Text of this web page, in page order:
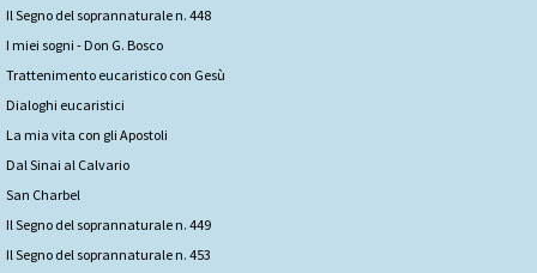
Il Segno del soprannaturale n. 448
I miei sogni - Don G. Bosco
Trattenimento eucaristico con Gesù
Dialoghi eucaristici
La mia vita con gli Apostoli
Dal Sinai al Calvario
San Charbel
Il Segno del soprannaturale n. 449
Il Segno del soprannaturale n. 453